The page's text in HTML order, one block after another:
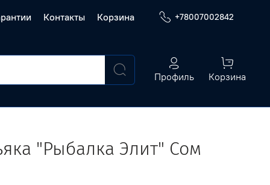
Контакты Корзина +78007002842
Профиль Корзина
"Рыбалка Элит" Сом